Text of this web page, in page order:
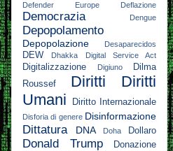
Defender Europe Deflazione
Democrazia Dengue
Depopolamento
Depopolazione Desaparecidos
DEW Dhakka Digital Service Act
Digitalizzazione Digiuno
Dilma
Roussef
Diritti
Diritti
Umani
Diritto Internazionale
Disforia di genere Disinformazione
Dittatura DNA Doha Dollaro
Donald Trump
Donazione